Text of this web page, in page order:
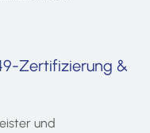
Zertifizierung &
und